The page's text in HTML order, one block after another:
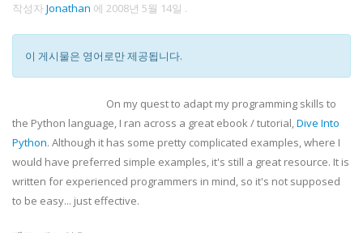
작성자Jonathan 에 2008년 5월 14일 .
이 게시물은 영어로만 제공됩니다.
On my quest to adapt my programming skills to
the Python language, I ran across a great ebook/ tutorial,Dive Into
Python. Although it has some pretty complicated examples, where I
would have preferred simple examples, it's still a great resource. It is
written for experienced programmers in mind, so it's not supposed
to be easy... just effective.